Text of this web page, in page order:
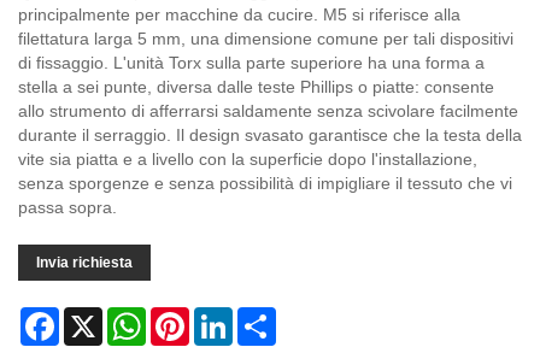
principalmente per macchine da cucire. M5 si riferisce alla
filettatura larga 5 mm, una dimensione comune per tali dispositivi
di fissaggio. L'unità Torx sulla parte superiore ha una forma a
stella a sei punte, diversa dalle teste Phillips o piatte: consente
allo strumento di afferrarsi saldamente senza scivolare facilmente
durante il serraggio. Il design svasato garantisce che la testa della
vite sia piatta e a livello con la superficie dopo l'installazione,
senza sporgenze e senza possibilità di impigliare il tessuto che vi
passa sopra.
Invia richiesta
Facebook
X WhatsAppPinterestLinkedIn